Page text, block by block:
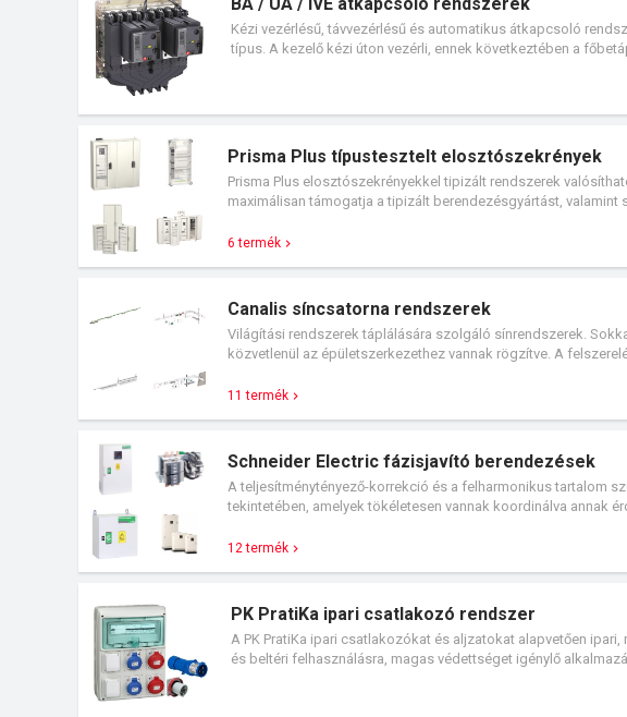
Kézi vezérlésű, távvezérlésű és automatikus átkapcsoló
típus. A kezelő kézi úton vezérli, ennek következtében a
bővíteni.
Prisma Plus típustesztelt elosztószekrények
Prisma Plus elosztószekrényekkel tipizált rendszerek
maximálisan támogatja a tipizált berendezésgyártást,
6 termék
Canalis síncsatorna rendszerek
Világítási rendszerek táplálására szolgáló sínrendszerek.
közvetlenül az épületszerkezethez vannak rögzítve. A
elhelyezkedése minden vállalatnál folyamatosan változik. A
11 termék
Schneider Electric fázisjavító berendezések
A teljesítménytényező-korrekció és a felharmonikus tartalom
tekintetében, amelyek tökéletesen vannak koordinálva annak
mechanikai és kommunikációs konzisztencia tekintetében
12 termék
PK PratiKa ipari csatlakozó rendszer
A PK PratiKa ipari csatlakozókat és aljzatokat alapvetően
és beltéri felhasználásra, magas védettséget igénylő